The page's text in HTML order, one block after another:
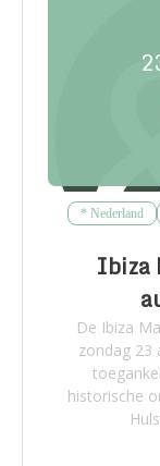
* Nederland
Ibiza
De Ibiza
zondag 23
historische